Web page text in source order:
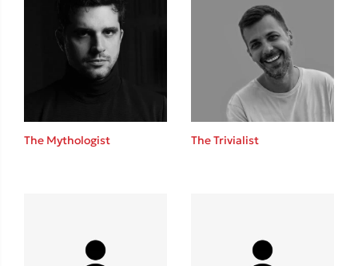
Ιωάννης Γλωσσόπουλος
Ένας γίγαντας στο σχολείο
Δανάη Δεληγεώργη
The Mythologist The Trivialist